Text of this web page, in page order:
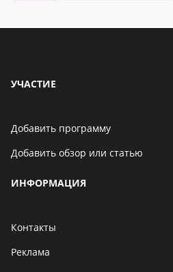
УЧАСТИЕ
Добавить программу
Добавить обзор или статью
ИНФОРМАЦИЯ
Контакты
Реклама